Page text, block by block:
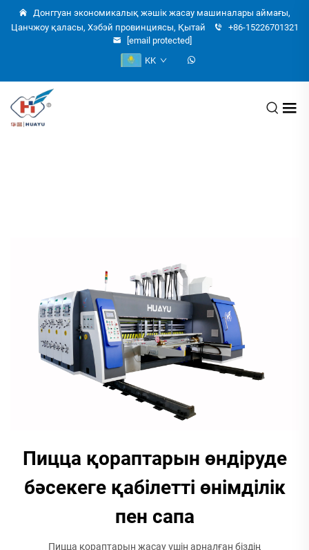
Донггуан экономикалық жәшік жасау машиналары аймағы,
Цанчжоу қаласы, Хэбэй провинциясы, Қытай
+86-15226701321
[email protected]
KK
Пицца қораптарын өндіруде
бәсекеге қабілетті өнімділік
пен сапа
Пицца қораптарын жасау үшін арналған біздің